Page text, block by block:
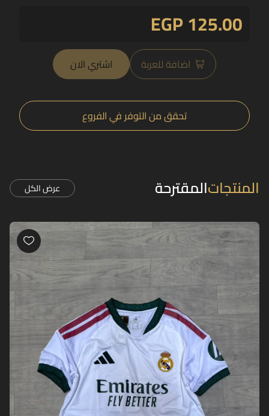
EGP 125.00
اضافة للعربة اشتري الان
تحقق من التوفر في الفروع
المنتجاتالمقترحة عرض الكل